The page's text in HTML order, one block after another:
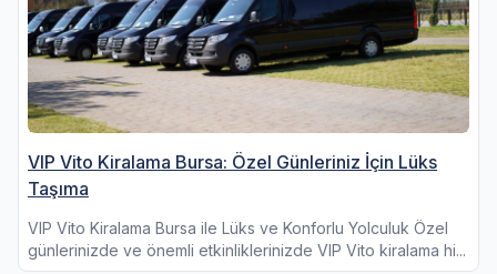
VIP Vito Kiralama Bursa: Özel Günleriniz İçin Lüks
Taşıma
VIP Vito Kiralama Bursa ile Lüks ve Konforlu Yolculuk Özel
günlerinizde ve önemli etkinliklerinizde VIP Vito kiralama hi...